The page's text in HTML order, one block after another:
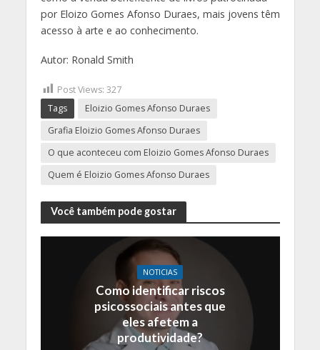
por Eloizo Gomes Afonso Duraes, mais jovens têm
acesso à arte e ao conhecimento.
Autor: Ronald Smith
Post Views: 327
Tags
Eloizio Gomes Afonso Duraes
Grafia Eloizio Gomes Afonso Duraes
O que aconteceu com Eloizio Gomes Afonso Duraes
Quem é Eloizio Gomes Afonso Duraes
Você também pode gostar
NOTICIAS
Como identificar riscos
psicossociais antes que
eles afetem a
produtividade?